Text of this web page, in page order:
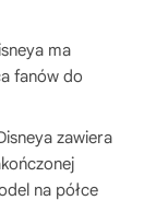
ma
fanów do
zawiera
na półce